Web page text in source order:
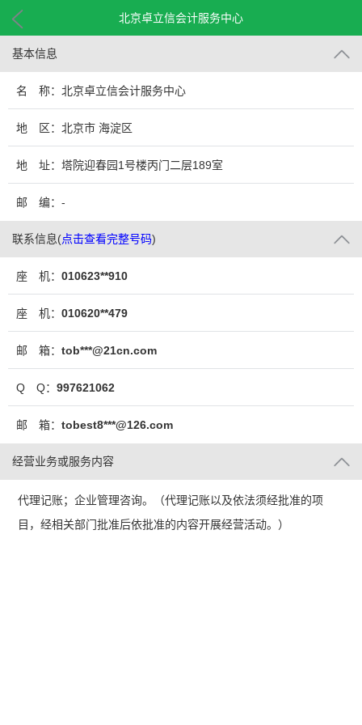
北京卓立信会计服务中心
基本信息
名 称：北京卓立信会计服务中心
地 区：北京市 海淀区
地 址：塔院迎春园1号楼丙门二层189室
邮 编：-
联系信息(点击查看完整号码)
座 机： 010623**910
座 机： 010620**479
邮 箱： tob***@21cn.com
Q Q： 997621062
邮 箱： tobest8***@126.com
经营业务或服务内容
代理记账；企业管理咨询。（代理记账以及依法须经批准的项
目，经相关部门批准后依批准的内容开展经营活动。）